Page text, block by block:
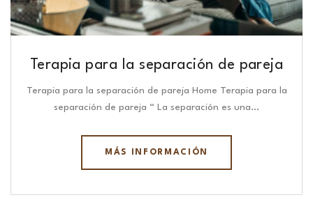
Terapia para la separación de pareja
Terapia para la separación de pareja Home Terapia para la
separación de pareja “ La separación es una…
MÁS INFORMACIÓN